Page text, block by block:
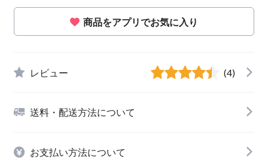
商品をアプリでお気に入り
レビュー (4)
送料・配送方法について
お支払い方法について